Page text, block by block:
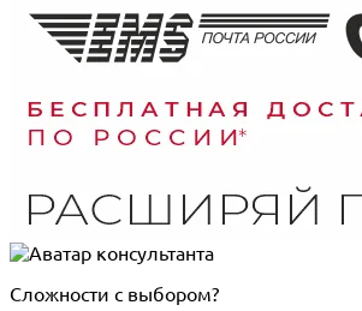
Сложности с выбором?